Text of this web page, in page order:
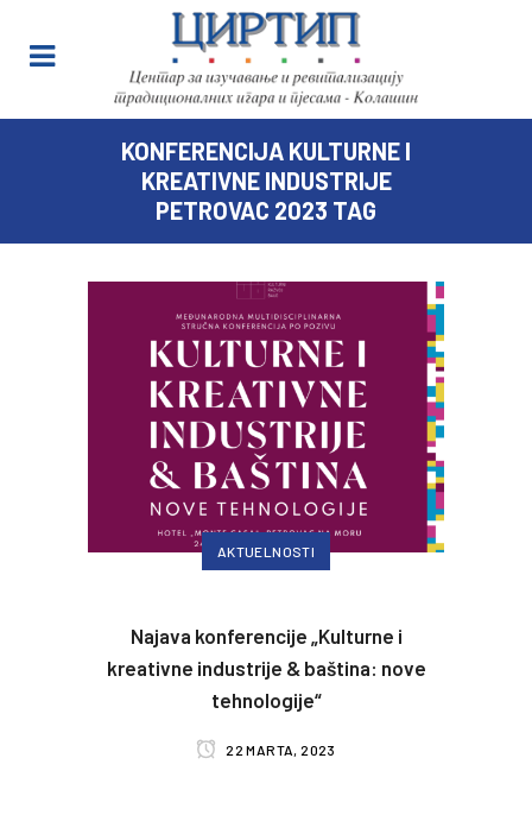
KONFERENCIJA KULTURNE I
KREATIVNE INDUSTRIJE
PETROVAC 2023 TAG
AKTUELNOSTI
Najava konferencije „Kulturne i
kreativne industrije & baština: nove
tehnologije“
22 MARTA, 2023